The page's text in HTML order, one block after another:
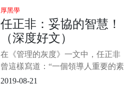
人的品德魅力所在。 善良，是一個
人做人的準則，是用積極的一面看
待世界，看待身邊的一切，發現
美、發現最好的一面。
厚黑學
任正非：妥協的智慧！
（深度好文）
在《管理的灰度》一文中，任正非
曾這樣寫道：“一個領導人重要的素
質是方向、節奏。他的水平就是合
2019-08-21